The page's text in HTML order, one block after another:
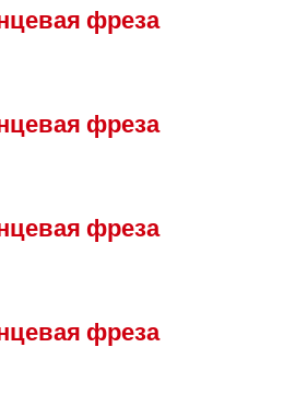
фреза
фреза
фреза
фреза